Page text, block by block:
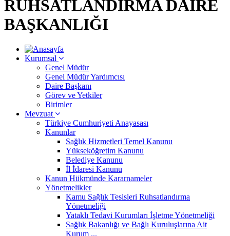
RUHSATLANDIRMA DAİRE
BAŞKANLIĞI
Kurumsal
Genel Müdür
Genel Müdür Yardımcısı
Daire Başkanı
Görev ve Yetkiler
Birimler
Mevzuat
Türkiye Cumhuriyeti Anayasası
Kanunlar
Sağlık Hizmetleri Temel Kanunu
Yükseköğretim Kanunu
Belediye Kanunu
İl İdaresi Kanunu
Kanun Hükmünde Kararnameler
Yönetmelikler
Kamu Sağlık Tesisleri Ruhsatlandırma
Yönetmeliği
Yataklı Tedavi Kurumları İşletme Yönetmeliği
Sağlık Bakanlığı ve Bağlı Kuruluşlarına Ait
Kurum ...